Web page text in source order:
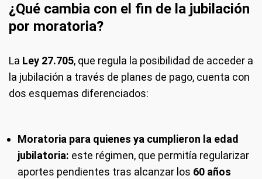
¿Qué cambia con el fin de la jubilación
por moratoria?
La Ley 27.705, que regula la posibilidad de acceder a
la jubilación a través de planes de pago, cuenta con
dos esquemas diferenciados:
Moratoria para quienes ya cumplieron la edad
jubilatoria: este régimen, que permitía regularizar
aportes pendientes tras alcanzar los 60 años